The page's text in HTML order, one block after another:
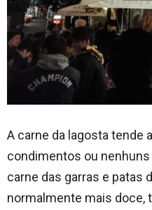
A carne da lagosta tende
condimentos ou
carne das garras e patas
normalmente mais doce,